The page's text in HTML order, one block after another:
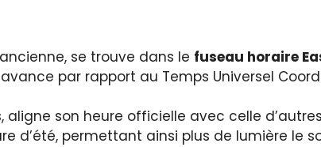
se trouve dans le fuseau horaire
par rapport au Temps Universel
son heure officielle avec celle
d’été, permettant ainsi plus de lumière le